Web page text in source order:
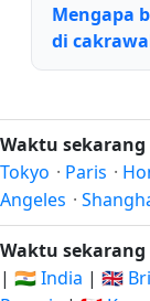
Mengapa
di
Waktu
Tokyo · Paris ·
Angeles ·
Waktu
| 🇮🇳 India | 🇬🇧